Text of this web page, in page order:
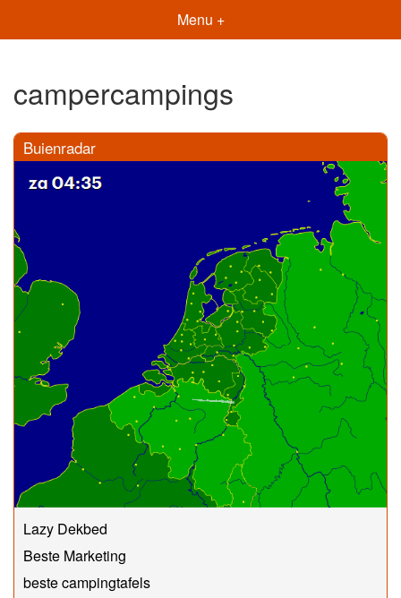
Menu +
campercampings
Buienradar
Lazy Dekbed
Beste Marketing
beste campingtafels